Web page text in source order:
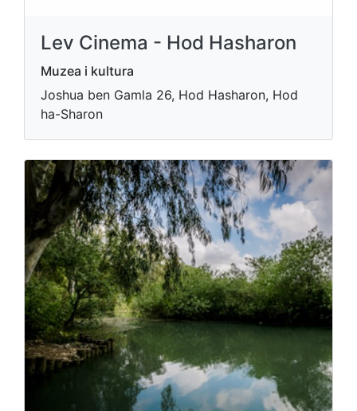
Lev Cinema - Hod Hasharon
Muzea i kultura
Joshua ben Gamla 26, Hod Hasharon, Hod
ha-Sharon